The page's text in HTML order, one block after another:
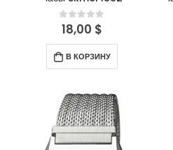
0out of 5
18,00 $
В КОРЗИНУ